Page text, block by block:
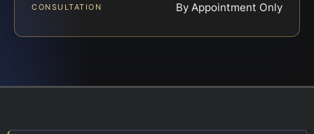
CONSULTATION By Appointment Only